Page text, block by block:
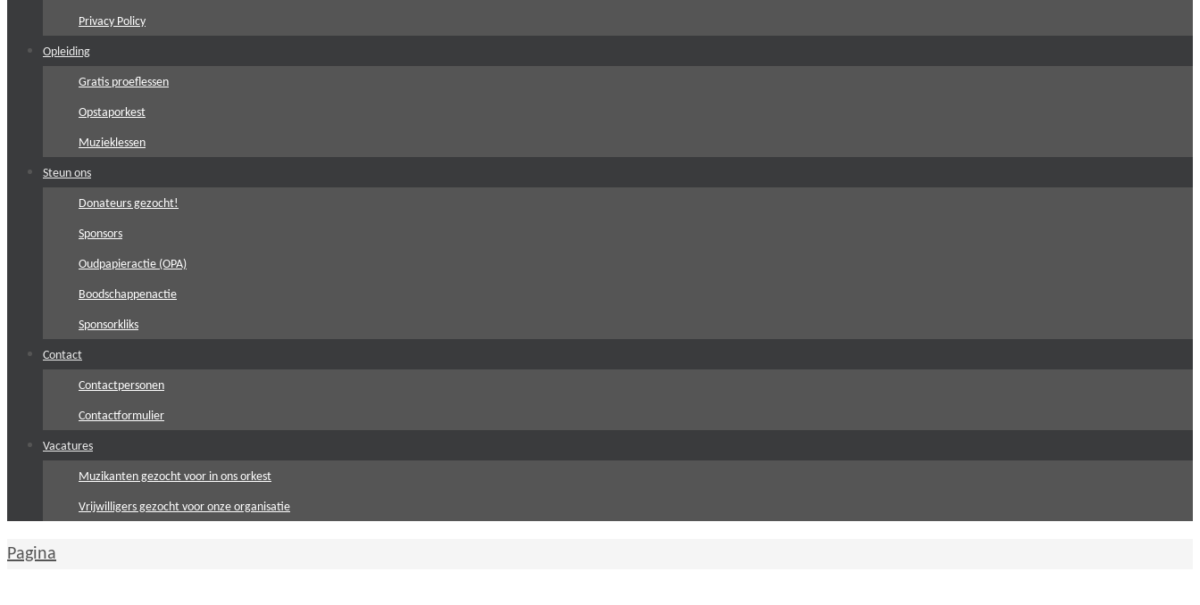
Privacy Policy
Opleiding
Gratis proeflessen
Opstaporkest
Muzieklessen
Steun ons
Donateurs gezocht!
Sponsors
Oudpapieractie (OPA)
Boodschappenactie
Sponsorkliks
Contact
Contactpersonen
Contactformulier
Vacatures
Muzikanten gezocht voor in ons orkest
Vrijwilligers gezocht voor onze organisatie
Home
Pagina